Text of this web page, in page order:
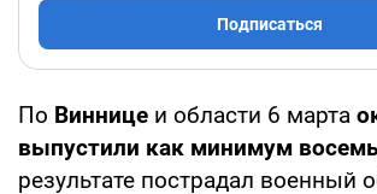
Подписаться
По Виннице и области 6 марта
выпустили как минимум
результате пострадал военный